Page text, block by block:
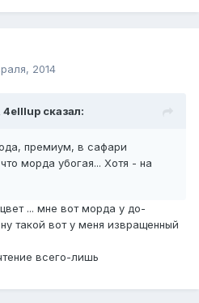
2014
сказал:
премиум, в сафари
морда убогая... Хотя - на
... мне вот морда у до-
такой вот у меня извращенный
всего-лишь